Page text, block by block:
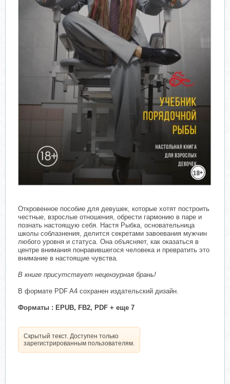
Откровенное пособие для девушек, которые хотят построить
честные, взрослые отношения, обрести гармонию в паре и
познать настоящую себя. Настя Рыбка, основательница
школы соблазнения, делится секретами завоевания мужчин
любого уровня и статуса. Она объясняет, как оказаться в
центре внимания понравившегося человека и превратить это
внимание в настоящие чувства.
В книге присутствует нецензурная брань!
В формате PDF A4 сохранен издательский дизайн.
Форматы : EPUB, FB2, PDF + еще 7
Скрытый текст. Доступен только
зарегистрированным пользователям.